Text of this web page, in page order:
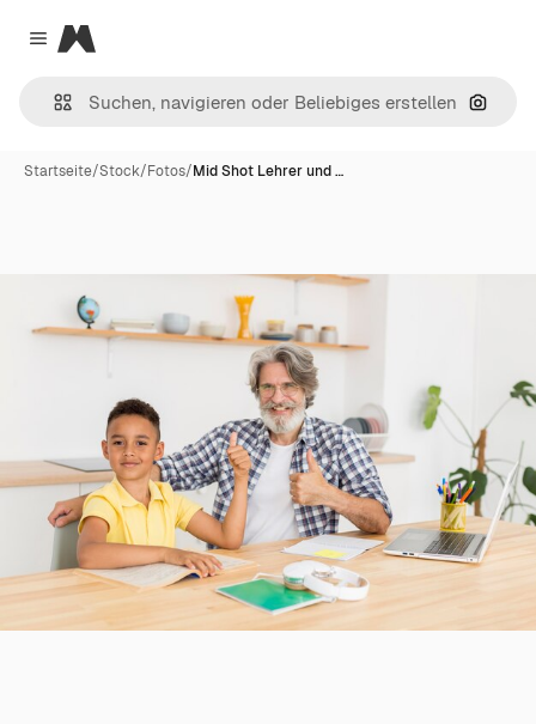
Close menu
Magnific
Nach
Startseite/Stock/Fotos/Mid Shot Lehrer und …